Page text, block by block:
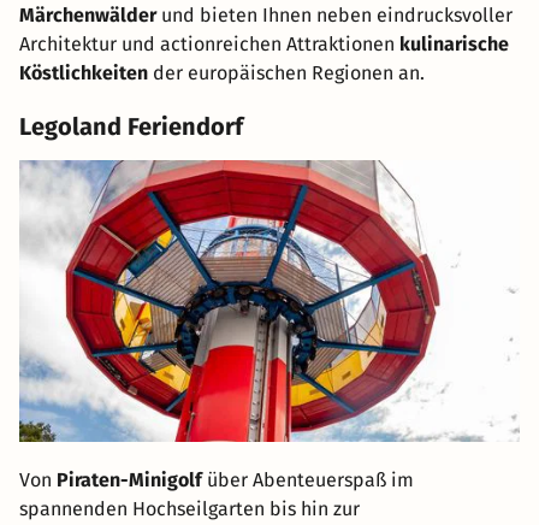
Märchenwälderund bieten Ihnen neben eindrucksvoller
Architektur und actionreichen Attraktionen kulinarische
Köstlichkeiten der europäischen Regionen an.
Legoland Feriendorf
Von Piraten-Minigolfüber Abenteuerspaß im
spannenden Hochseilgarten bis hin zur